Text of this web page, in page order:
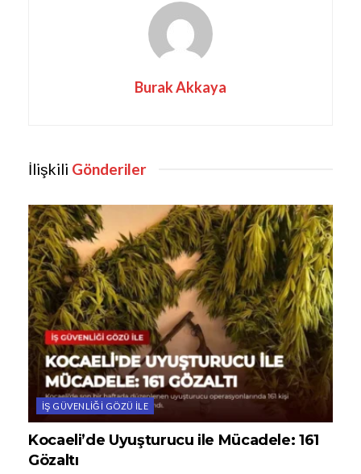
Burak Akkaya
İlişkili Gönderiler
İŞ GÜVENLIĞI GÖZÜ ILE
Kocaeli’de Uyuşturucu ile Mücadele: 161
Gözaltı